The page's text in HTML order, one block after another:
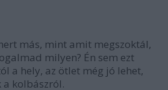
más, mint amit megszoktál,
milyen? Én sem ezt
a hely, az ötlet még jó lehet,
a kolbászról.